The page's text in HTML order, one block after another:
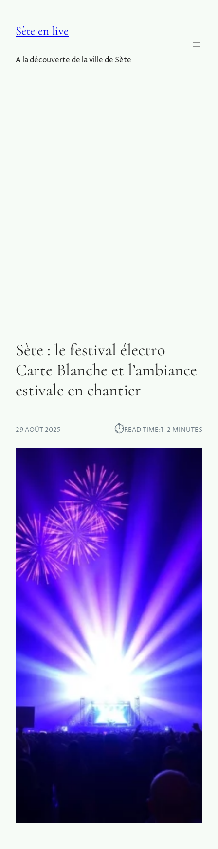
Sète en live
A la découverte de la ville de Sète
Sète : le festival électro
Carte Blanche et l’ambiance
estivale en chantier
29 AOÛT 2025 ⏱︎READ TIME:1–2 MINUTES